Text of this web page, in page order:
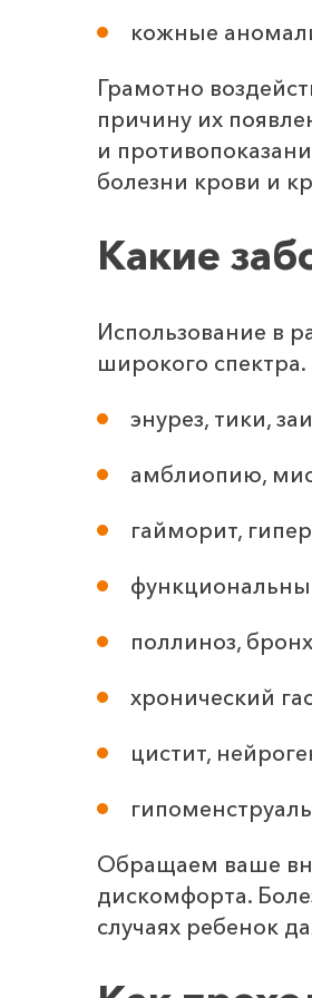
кожные
Грамотно
причину их
и
болезни крови и
Какие
Использование в
широкого
энурез, тики,
амблиопию,
гайморит,
поллиноз,
хронический
цистит,
Обращаем ваше
дискомфорта.
случаях ребенок